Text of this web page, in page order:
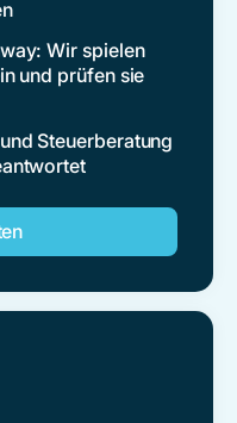
Wir spielen
und prüfen sie
Steuerberatung